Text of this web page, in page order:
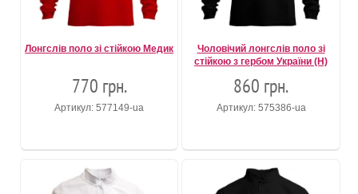
Лонгслів поло зі стійкою Медик
770 грн.
Артикул: 577149-ua
Чоловічий лонгслів поло зі
стійкою з гербом України (Н)
860 грн.
Артикул: 575386-ua